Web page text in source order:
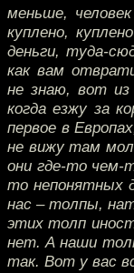
меньше,
куплено,
деньги, туда-
как вам
не знаю, вот
когда езжу за
первое в
не вижу там
они где-то чем-
то непонятных
нас – толпы,
этих толп
нет. А наши
так. Вот у вас